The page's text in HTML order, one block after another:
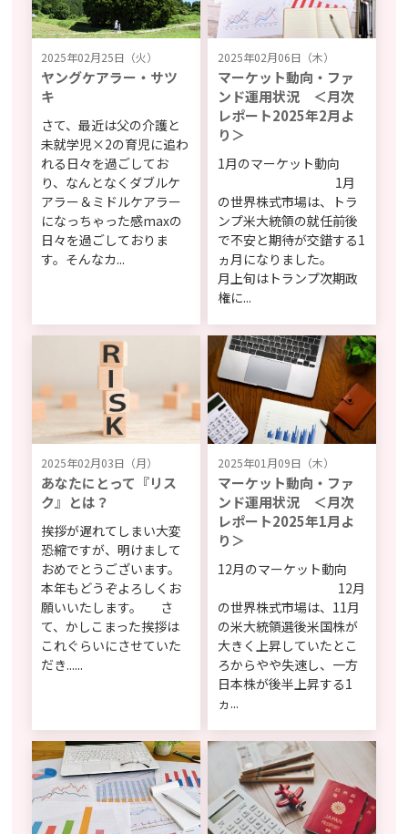
2025年02月25日（火）
ヤングケアラー・サツ
キ
さて、最近は父の介護と
未就学児×2の育児に追わ
れる日々を過ごしてお
り、なんとなくダブルケ
アラー＆ミドルケアラー
になっちゃった感maxの
日々を過ごしておりま
す。そんなカ...
2025年02月06日（木）
マーケット動向・ファ
ンド運用状況 ＜月次
レポート2025年2月よ
り＞
1月のマーケット動向
1月
の世界株式市場は、トラ
ンプ米大統領の就任前後
で不安と期待が交錯する1
ヵ月になりました。
月上旬はトランプ次期政
権に...
2025年02月03日（月）
あなたにとって『リス
ク』とは？
挨拶が遅れてしまい大変
恐縮ですが、明けまして
おめでとうございます。
本年もどうぞよろしくお
願いいたします。 さ
て、かしこまった挨拶は
これぐらいにさせていた
だき......
2025年01月09日（木）
マーケット動向・ファ
ンド運用状況 ＜月次
レポート2025年1月よ
り＞
12月のマーケット動向
12月
の世界株式市場は、11月
の米大統領選後米国株が
大きく上昇していたとこ
ろからやや失速し、一方
日本株が後半上昇する1
ヵ...